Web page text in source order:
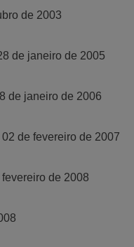
de 2003
de janeiro de 2005
de janeiro de 2006
de fevereiro de 2007
de 2008